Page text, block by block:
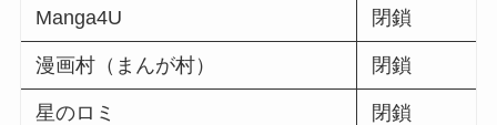
Manga4U 閉鎖
漫画村（まんが村） 閉鎖
星のロミ 閉鎖